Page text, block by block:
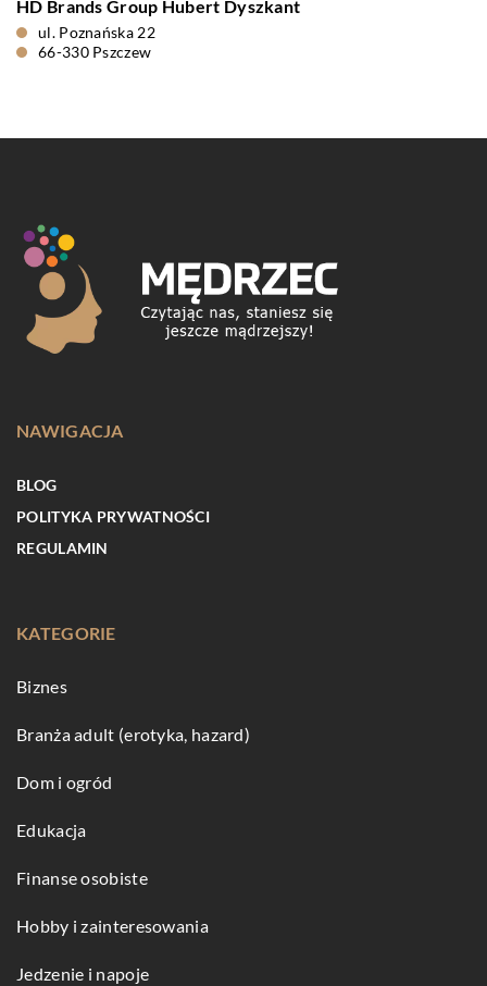
HD Brands Group Hubert Dyszkant
ul. Poznańska 22
66-330 Pszczew
NAWIGACJA
BLOG
POLITYKA PRYWATNOŚCI
REGULAMIN
KATEGORIE
Biznes
Branża adult (erotyka, hazard)
Dom i ogród
Edukacja
Finanse osobiste
Hobby i zainteresowania
Jedzenie i napoje